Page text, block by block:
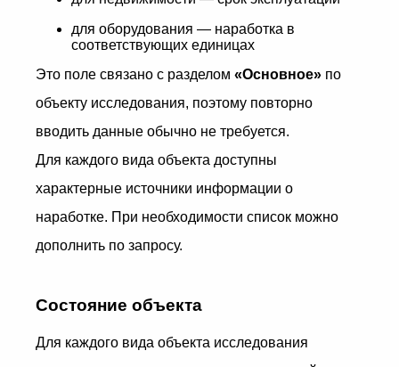
для оборудования — наработка в
соответствующих единицах
Это поле связано с разделом «Основное» по
объекту исследования, поэтому повторно
вводить данные обычно не требуется.
Для каждого вида объекта доступны
характерные источники информации о
наработке. При необходимости список можно
дополнить по запросу.
Состояние объекта
Для каждого вида объекта исследования